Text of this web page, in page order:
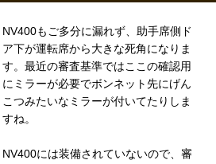
NV400もご多分に漏れず、助手席側ド
ア下が運転席から大きな死角になりま
す。最近の審査基準ではここの確認用
にミラーが必要でボンネット先にげん
こつみたいなミラーが付いてたりしま
すね。
NV400には装備されていないので、審